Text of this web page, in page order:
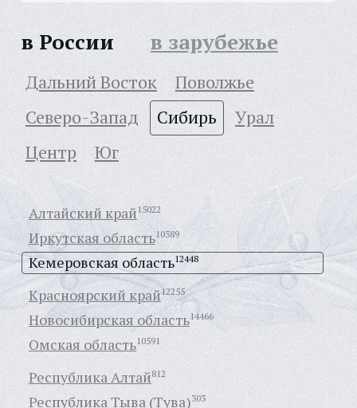
в России в зарубежье
Дальний Восток
Поволжье
Северо-Запад
Сибирь
Урал
Центр
Юг
Алтайский край15022
Иркутская область10389
Кемеровская область12448
Красноярский край12255
Новосибирская область14466
Омская область10591
Республика Алтай812
Республика Тыва (Тува)303